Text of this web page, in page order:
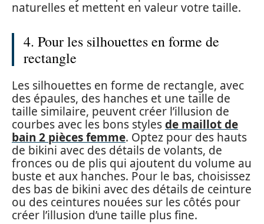
naturelles et mettent en valeur votre taille.
4. Pour les silhouettes en forme de
rectangle
Les silhouettes en forme de rectangle, avec
des épaules, des hanches et une taille de
taille similaire, peuvent créer l’illusion de
courbes avec les bons stylesde maillot de
bain 2 pièces femme. Optez pour des hauts
de bikini avec des détails de volants, de
fronces ou de plis qui ajoutent du volume au
buste et aux hanches. Pour le bas, choisissez
des bas de bikini avec des détails de ceinture
ou des ceintures nouées sur les côtés pour
créer l’illusion d’une taille plus fine.